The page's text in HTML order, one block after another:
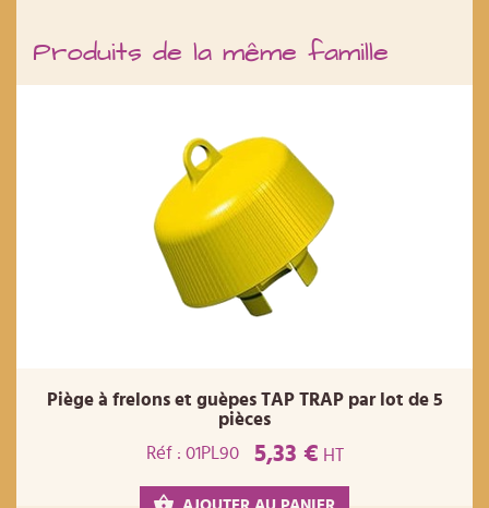
Produits de la même famille
Piège à frelons et guèpes TAP TRAP par lot de 5
pièces
Réf : 01PL90
5,33 € HT